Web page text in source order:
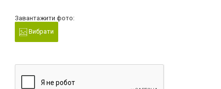
Завантажити фото:
Вибрати